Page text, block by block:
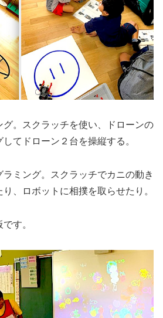
グ。スクラッチを使い、ドローンの
てドローン２台を操縦する。
ミング。スクラッチでカニの動き
、ロボットに相撲を取らせたり。
す。